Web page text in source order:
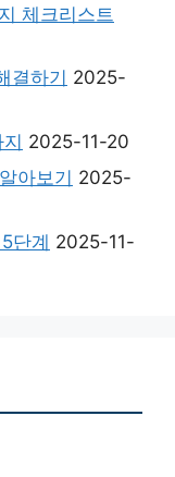
체크리스트
결하기 2025-
2025-11-20
아보기 2025-
단계 2025-11-